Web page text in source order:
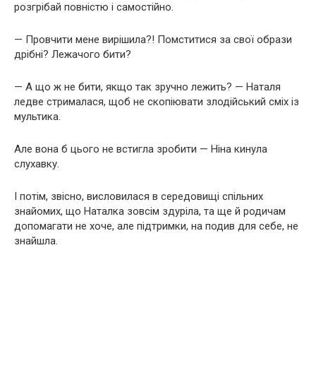
розгрібай повністю і самостійно.
— Провчити мене вирішила?! Помститися за свої образи
дрібні? Лежачого бити?
— А що ж не бити, якщо так зручно лежить? — Наталя
ледве стрималася, щоб не скопіювати злодійський сміх із
мультика.
Але вона б цього не встигла зробити — Ніна кинула
слухавку.
І потім, звісно, висловилася в середовищі спільних
знайомих, що Наталка зовсім здуріла, та ще й родичам
допомагати не хоче, але підтримки, на подив для себе, не
знайшла.